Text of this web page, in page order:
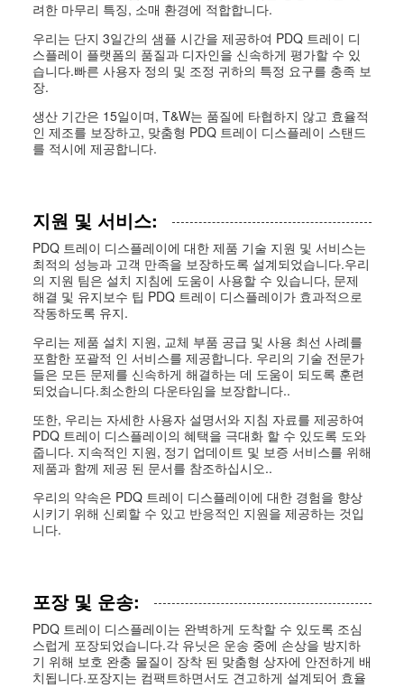
려한 마무리 특징, 소매 환경에 적합합니다.
우리는 단지 3일간의 샘플 시간을 제공하여 PDQ 트레이 디
스플레이 플랫폼의 품질과 디자인을 신속하게 평가할 수 있
습니다.빠른 사용자 정의 및 조정 귀하의 특정 요구를 충족 보
장.
생산 기간은 15일이며, T&W는 품질에 타협하지 않고 효율적
인 제조를 보장하고, 맞춤형 PDQ 트레이 디스플레이 스탠드
를 적시에 제공합니다.
지원 및 서비스:
PDQ 트레이 디스플레이에 대한 제품 기술 지원 및 서비스는
최적의 성능과 고객 만족을 보장하도록 설계되었습니다.우리
의 지원 팀은 설치 지침에 도움이 사용할 수 있습니다, 문제
해결 및 유지보수 팁 PDQ 트레이 디스플레이가 효과적으로
작동하도록 유지.
우리는 제품 설치 지원, 교체 부품 공급 및 사용 최선 사례를
포함한 포괄적 인 서비스를 제공합니다. 우리의 기술 전문가
들은 모든 문제를 신속하게 해결하는 데 도움이 되도록 훈련
되었습니다.최소한의 다운타임을 보장합니다..
또한, 우리는 자세한 사용자 설명서와 지침 자료를 제공하여
PDQ 트레이 디스플레이의 혜택을 극대화 할 수 있도록 도와
줍니다. 지속적인 지원, 정기 업데이트 및 보증 서비스를 위해
제품과 함께 제공 된 문서를 참조하십시오..
우리의 약속은 PDQ 트레이 디스플레이에 대한 경험을 향상
시키기 위해 신뢰할 수 있고 반응적인 지원을 제공하는 것입
니다.
포장 및 운송:
PDQ 트레이 디스플레이는 완벽하게 도착할 수 있도록 조심
스럽게 포장되었습니다.각 유닛은 운송 중에 손상을 방지하
기 위해 보호 완충 물질이 장착 된 맞춤형 상자에 안전하게 배
치됩니다.포장지는 컴팩트하면서도 견고하게 설계되어 효율